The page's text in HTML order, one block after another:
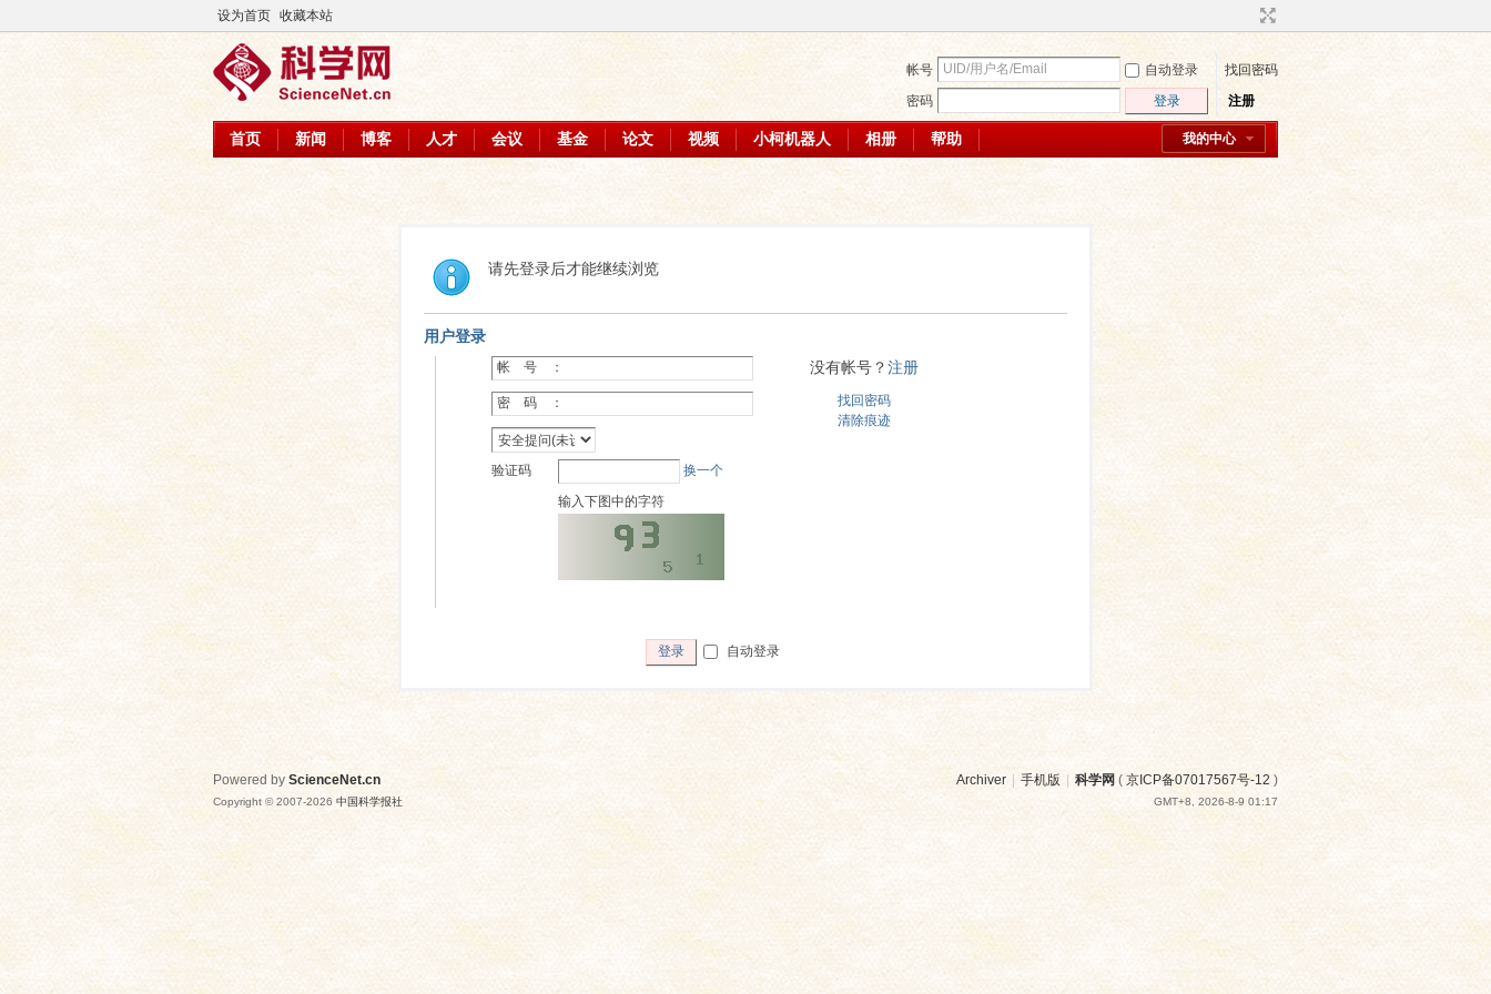
设为首页 收藏本站
帐号 自动登录
找回密码
密码
登录 注册
我的中心
首页 新闻 博客 人才 会议 基金 论文 视频 小柯机器人 相册 帮助
请先登录后才能继续浏览
用户登录
帐 号 ：
密 码 ：
验证码
换一个
输入下图中的字符
没有帐号？注册
找回密码
清除痕迹
登录 自动登录
Archiver | 手机版 | 科学网 ( 京ICP备07017567号-12 )
GMT+8, 2026-8-9 01:17
Powered by ScienceNet.cn
Copyright © 2007-2026 中国科学报社